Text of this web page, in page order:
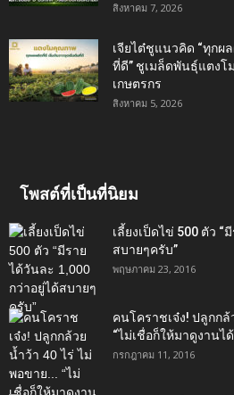
สิงหาคม 7, 2026
เจียไต๋ชูแนวคิด “ทุกผ
ที่ดี” ชูเมล็ดพันธุ์แตง
เกษตรกร
สิงหาคม 5, 2026
โพสต์ที่เป็นที่นิยม
เลี้ยงเป็ดไข่ 500 ตัว “
สบายๆครับ”
พฤษภาคม 23, 2016
คนโคราชเจ๋ง! ปลูกก
“ไม่เชื่อก็ให้มาดูงานได้
กรกฎาคม 11, 2016